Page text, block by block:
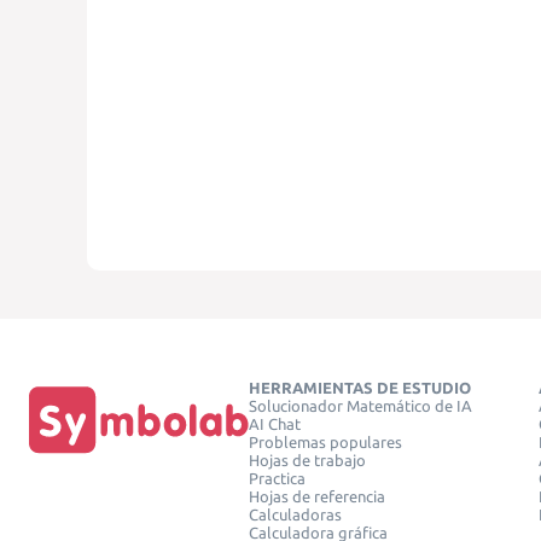
HERRAMIENTAS DE ESTUDIO
Solucionador Matemático de IA
AI Chat
Problemas populares
Hojas de trabajo
Practica
Hojas de referencia
Calculadoras
Calculadora gráfica